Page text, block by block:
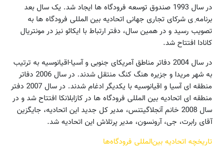
در سال 1993 صندوق توسعه‌ فرودگاه ها ایجاد شد. یک سال بعد
برنامه ‌ِی شرکای تجاری جهانی اتحادیه بین المللی فرودگاه ها به
تصویب رسید و در همین سال، دفتر ارتباط با ایکائو نیز در مونتریال
کانادا افتتاح شد.
در سال 2004 دفاتر مناطق آمریکای جنوبی و آسیا-اقیانوسیه به ترتیب
به شهر مریدا و جزیره هنگ کنگ منتقل شدند. در سال 2006 دفاتر
منطقه ای آسیا و اقیانوسیه با یکدیگر ادغام شدند. در سال 2007 دفتر
منطقه ای اتحادیه بین المللی فرودگاه ها در کازابلانکا افتتاح شد و در
سال 2008 خانم آنجلاگیتنس، مدیر کل جدید این اتحادیه، جایگزین
آقای رابرت، جی، آرونسون، مدیر پرتلاش این اتحادیه شد.
تاریخچه اتحادیه بین‌المللی فرودگاه‌ها